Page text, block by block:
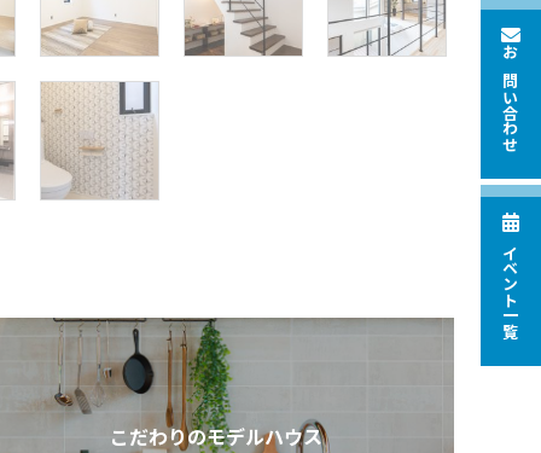
こだわりのモデルハウス
お問い合わせ
イベント一覧